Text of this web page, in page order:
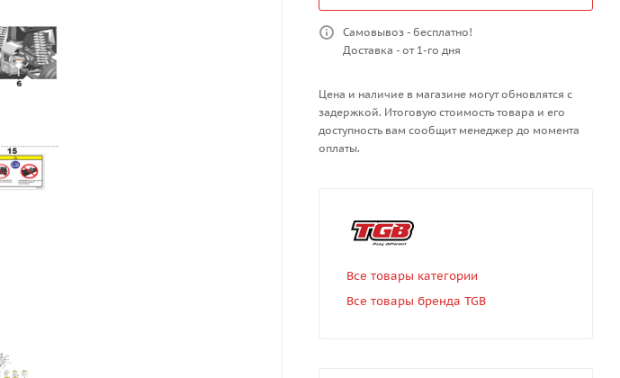
Самовывоз - бесплатно!
Доставка - от 1-го дня
Цена и наличие в магазине могут обновлятся с
задержкой. Итоговую стоимость товара и его
доступность вам сообщит менеджер до момента
оплаты.
Все товары категории
Все товары бренда TGB